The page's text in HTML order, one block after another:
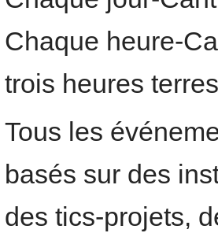
Chaque heure-
trois heures
Tous les
basés sur des
des tics-projets,